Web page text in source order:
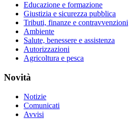
Educazione e formazione
Giustizia e sicurezza pubblica
Tributi, finanze e contravvenzioni
Ambiente
Salute, benessere e assistenza
Autorizzazioni
Agricoltura e pesca
Novità
Notizie
Comunicati
Avvisi